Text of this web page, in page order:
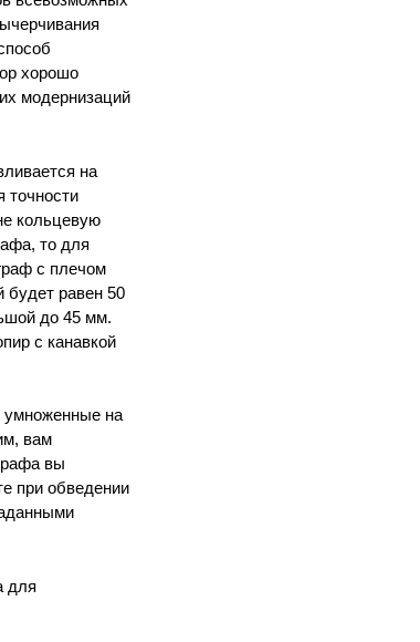
хорошо
модернизаций
на
точности
кольцевую
то для
с плечом
будет равен 50
до 45 мм.
с канавкой
умноженные на
вам
вы
при обведении
для